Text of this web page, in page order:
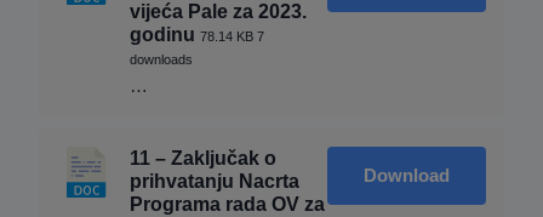
vijeća Pale za 2023.
godinu 78.14 KB 7
downloads
…
11 – Zaključak o
prihvatanju Nacrta
Programa rada OV za
Download